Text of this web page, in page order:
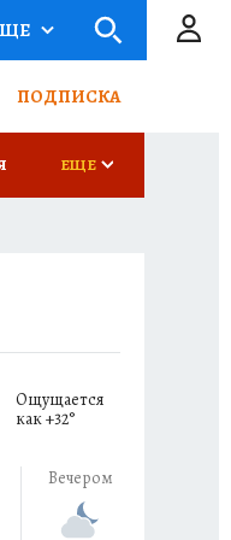
ПОДПИСКА
ЕЩЕ
Ощущается
как+32°
Вечером